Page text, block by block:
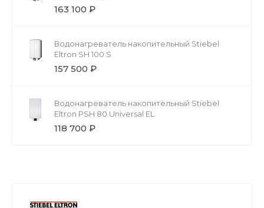
163 100 ₽
Водонагреватель накопительный Stiebel
Eltron SH 100 S
157 500 ₽
Водонагреватель накопительный Stiebel
Eltron PSH 80 Universal EL
118 700 ₽